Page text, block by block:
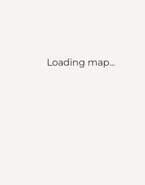
Loading map...